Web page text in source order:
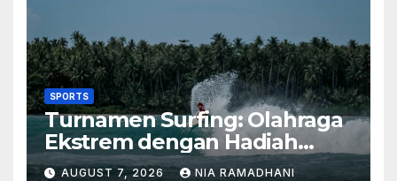
SPORTS
Turnamen Surfing: Olahraga
Ekstrem dengan Hadiah
Besar
AUGUST 7, 2026 NIA RAMADHANI